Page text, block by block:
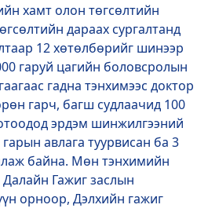
хамт олон төгсөлтийн
дараах сургалтанд
12 хөтөлбөрийг шинээр
гаруй цагийн боловсролын
гадна тэнхимээс доктор
гарч, багш судлаачид 100
эрдэм шинжилгээний
авлага туурвисан ба 3
байна. Мөн тэнхимийн
Гажиг заслын
орноор, Дэлхийн гажиг